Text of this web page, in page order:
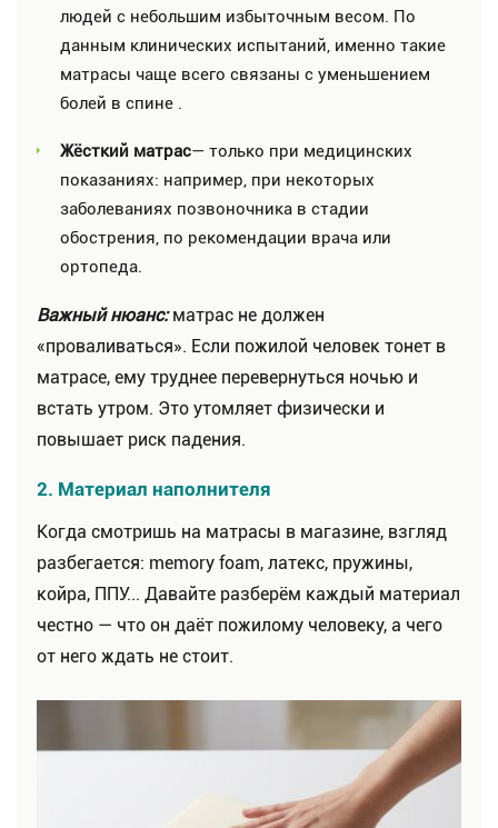
людей с небольшим избыточным весом. По
данным клинических испытаний, именно такие
матрасы чаще всего связаны с уменьшением
болей в спине .
Жёсткий матрас— только при медицинских
показаниях: например, при некоторых
заболеваниях позвоночника в стадии
обострения, по рекомендации врача или
ортопеда.
Важный нюанс:матрас не должен
«проваливаться». Если пожилой человек тонет в
матрасе, ему труднее перевернуться ночью и
встать утром. Это утомляет физически и
повышает риск падения.
2. Материал наполнителя
Когда смотришь на матрасы в магазине, взгляд
разбегается: memory foam, латекс, пружины,
койра, ППУ... Давайте разберём каждый материал
честно — что он даёт пожилому человеку, а чего
от него ждать не стоит.